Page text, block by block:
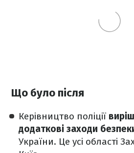
Що було після
Керівництво поліції
додаткові заходи
України. Це усі області